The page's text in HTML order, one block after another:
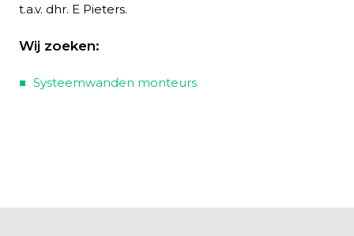
t.a.v. dhr. E Pieters.
Wij zoeken:
Systeemwanden monteurs